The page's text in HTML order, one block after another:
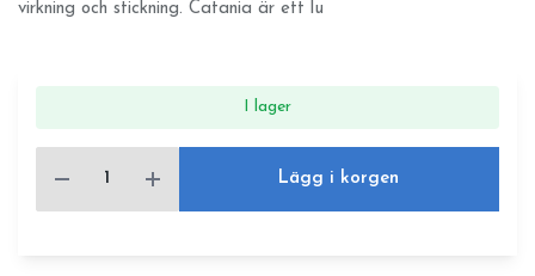
virkning och stickning. Catania är ett lu
I lager
Lägg i korgen